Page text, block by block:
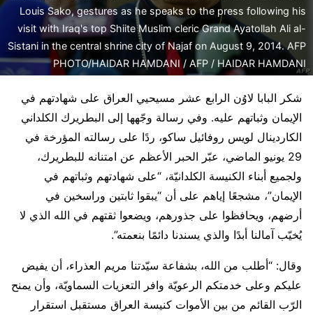
Louis Sako, gestures as he speaks to the press following his
visit with Iraq's top Shiite Muslim cleric Grand Ayatollah Ali al-
Sistani in the central shrine city of Najaf on August 9, 2014. AFP
PHOTO/HAIDAR HAMDANI / AFP / HAIDAR HAMDANI
شكر البابا لاوُن الرابع عشر مسيحيي العراق على شهادتهم في
الإيمان وثباتهم عليه. وفي رسالة وجّهها إلى البطريرك الكلداني
الكاردينال لويس روفائيل ساكو، ردًا على رسالته المؤرخة في
29 يونيو الماضي، عبّر الحبر الأعظم عن امتنانه للبطريرك،
ولجميع أبناء الكنيسة الكلدانيّة، “على شهادتهم وثباتهم في
الإيمان”، مشجعًا إياهم على أن “يبقوا ثابتين وراسخين في
أرضهم، ويحافظوا على جذورهم، ويضعوا ثقتهم في الله الذي لا
يُخيّب آمالنا أبدًا والذي يسندنا دائمًا بنعمته”.
وقال: “أطلب من الله، بشفاعة سيّدتنا مريم العذراء، أن يفيض
عليكم وعلى خدمتكم الرعويّة وافر التعزيات السماويّة، وأن يمنح
الرّب القائم من بين الأموات كنيسة العراق مستقبل استقرار